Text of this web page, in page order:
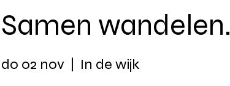
Samen wandelen.
do 02 nov
  |
In de wijk